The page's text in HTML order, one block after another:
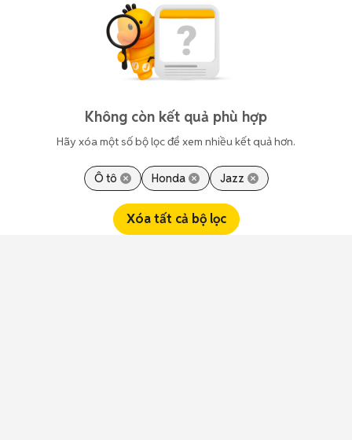
Không còn kết quả phù hợp
Hãy xóa một số bộ lọc để xem nhiều kết quả hơn.
Ô tô Honda Jazz
Xóa tất cả bộ lọc